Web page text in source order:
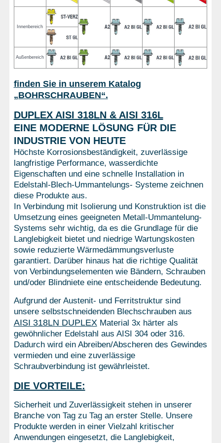
Innenbereich
Außenbereich
finden Sie in unserem Katalog
„BOHRSCHRAUBEN“.
DUPLEX AISI 318LN & AISI 316L
EINE MODERNE LÖSUNG FÜR DIE
INDUSTRIE VON HEUTE
Höchste Korrosionsbeständigkeit, zuverlässige
langfristige Performance, wasserdichte
Eigenschaften und eine schnelle Installation in
Edelstahl-Blech-Ummantelungs- Systeme zeichnen
diese Produkte aus.
In Verbindung mit Isolierung und Konstruktion ist die
Umsetzung eines geeigneten Metall-Ummantelung-
Systems sehr wichtig, da es die Grundlage für die
Langlebigkeit bietet und niedrige Wartungskosten
sowie reduzierte Wärmedämmungsverluste
garantiert. Darüber hinaus hat die richtige Qualität
von Verbindungselementen wie Bändern, Schrauben
und/oder Blindniete eine entscheidende Bedeutung.
Aufgrund der Austenit- und Ferritstruktur sind
unsere selbstschneidenden Blechschrauben aus
AISI 318LN DUPLEX Material 3x härter als
gewöhnlicher Edelstahl aus AISI 304 oder 316.
Dadurch wird ein Abreiben/Abscheren des Gewindes
vermieden und eine zuverlässige
Schraubverbindung ist gewährleistet.
DIE VORTEILE:
Sicherheit und Zuverlässigkeit stehen in unserer
Branche von Tag zu Tag an erster Stelle. Unsere
Produkte werden in einer Vielzahl kritischer
Anwendungen eingesetzt, die Langlebigkeit,